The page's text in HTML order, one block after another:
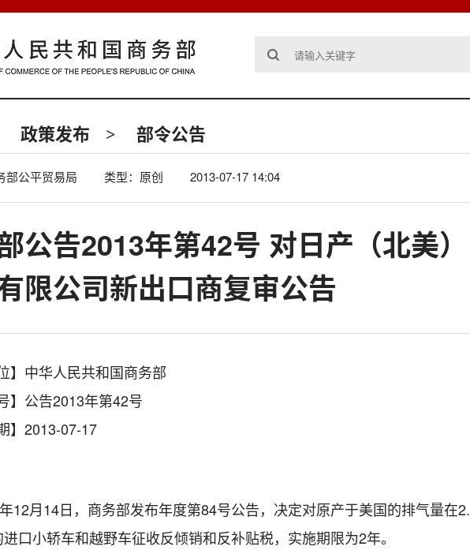
政策发布 > 部令公告
部公平贸易局 类型：原创 2013-07-17 14:04
公告2013年第42号 对日产（北美）
限公司新出口商复审公告
】中华人民共和国商务部
】公告2013年第42号
】2013-07-17
月14日，商务部发布年度第84号公告，决定对原产于美国的排气量在2.
口小轿车和越野车征收反倾销和反补贴税，实施期限为2年。